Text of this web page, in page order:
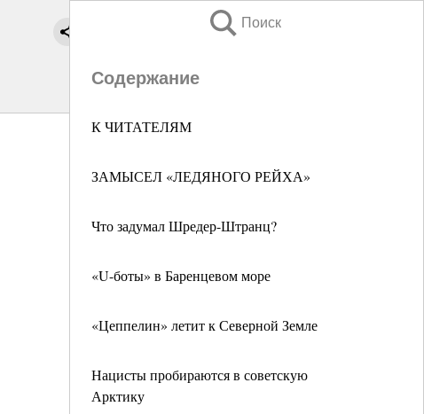
Поиск
Содержание
К ЧИТАТЕЛЯМ
ЗАМЫСЕЛ «ЛЕДЯНОГО РЕЙХА»
Что задумал Шредер-Штранц?
«U-боты» в Баренцевом море
«Цеппелин» летит к Северной Земле
Нацисты пробираются в советскую
Арктику